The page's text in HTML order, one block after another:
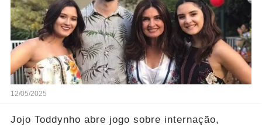
12/05/2025
Jojo Toddynho abre jogo sobre internação,